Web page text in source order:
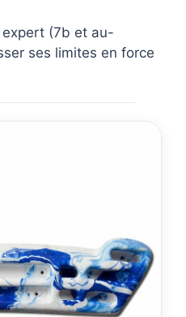
(7b et au-
ses limites en force